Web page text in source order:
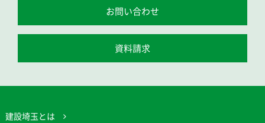
お問い合わせ
資料請求
建設埼玉とは